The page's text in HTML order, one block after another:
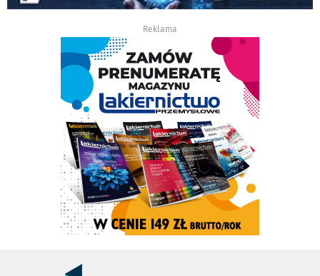
Reklama